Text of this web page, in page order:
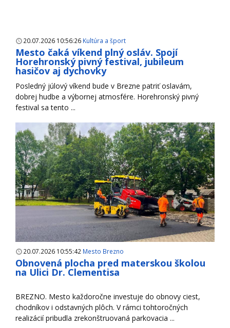
20.07.2026 10:56:26 Kultúra a šport
Mesto čaká víkend plný osláv. Spojí
Horehronský pivný festival, jubileum
hasičov aj dychovky
Posledný júlový víkend bude v Brezne patriť oslavám,
dobrej hudbe a výbornej atmosfére. Horehronský pivný
festival sa tento ...
20.07.2026 10:55:42 Mesto Brezno
Obnovená plocha pred materskou školou
na Ulici Dr. Clementisa
BREZNO. Mesto každoročne investuje do obnovy ciest,
chodníkov i odstavných plôch. V rámci tohtoročných
realizácií pribudla zrekonštruovaná parkovacia ...